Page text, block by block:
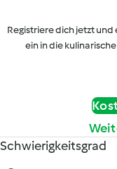
Registriere dich jetzt und
ein in die
Schwierigkeitsgrad